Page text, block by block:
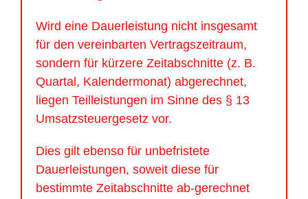
Wird eine Dauerleistung nicht insgesamt
für den vereinbarten Vertragszeitraum,
sondern für kürzere Zeitabschnitte (z. B.
Quartal, Kalendermonat) abgerechnet,
liegen Teilleistungen im Sinne des § 13
Umsatzsteuergesetz vor.
Dies gilt ebenso für unbefristete
Dauerleistungen, soweit diese für
bestimmte Zeitabschnitte ab-gerechnet